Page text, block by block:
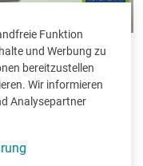
Funktion
und Werbung zu
bereitzustellen
Wir informieren
Analysepartner
in
der